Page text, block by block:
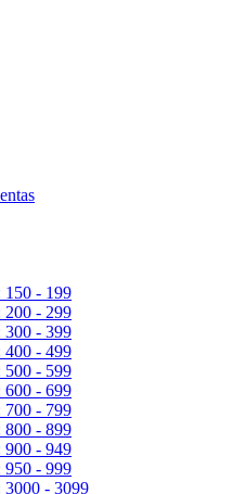
- 199
- 299
- 399
- 499
- 599
- 699
- 799
- 899
- 949
- 999
- 3099